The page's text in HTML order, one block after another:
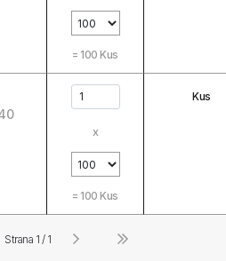
= 100 Kus
x
= 100 Kus
Kus
Strana 1 / 1